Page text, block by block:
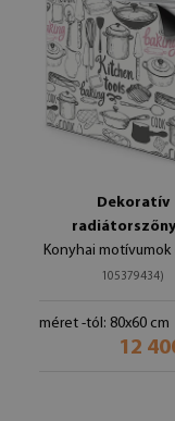
Dekoratív
Konyhai motívumok
105379434)
méret -tól: 80x60 cm
12